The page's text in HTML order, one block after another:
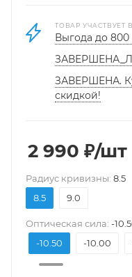
ТОВАР УЧАСТВУЕТ
Выгода до 800
ЗАВЕРШЕНА.
скидкой!
2 990 ₽/шт
Pадиус кривизны: 8.5
8.5
9.0
Оптическая сила: -
-10.50 -10.00